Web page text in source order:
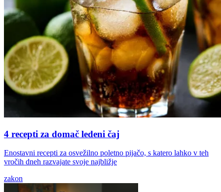
4 recepti za domač ledeni čaj
Enostavni recepti za osvežilno poletno pijačo, s katero lahko v teh
vročih dneh razvajate svoje najbližje
zakon